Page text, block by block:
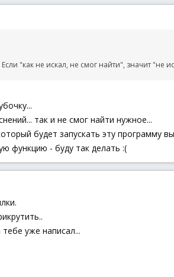
"как не искал, не смог найти", значит "не
так и не смог найти нужное...
будет запускать эту программу
функцию - буду так делать :(
тебе уже написал...